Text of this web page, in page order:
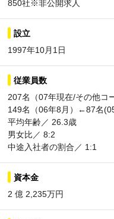
850社※非公開求人
設立
1997年10月1日
従業員数
207名（07年現在/その他コ
149名（06年8月）←87名
平均年齢／ 26.3歳
男女比／ 8:2
中途入社者の割合／ 1:1
資本金
2 億 2,235万円